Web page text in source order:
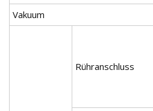
Vakuum
Rühranschluss